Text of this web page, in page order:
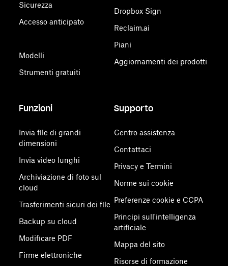
Sicurezza
Accesso anticipato
Modelli
Strumenti gratuiti
Dropbox Sign
Reclaim.ai
Piani
Aggiornamenti dei prodotti
Funzioni
Invia file di grandi
dimensioni
Invia video lunghi
Archiviazione di foto sul
cloud
Trasferimenti sicuri dei file
Backup su cloud
Modificare PDF
Firme elettroniche
Supporto
Centro assistenza
Contattaci
Privacy e Termini
Norme sui cookie
Preferenze cookie e CCPA
Principi sull'intelligenza
artificiale
Mappa del sito
Risorse di formazione